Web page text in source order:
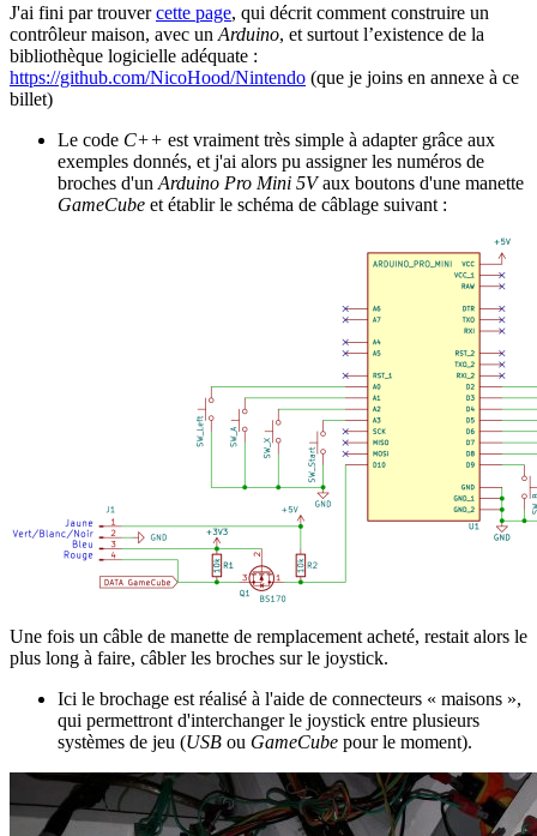
J'ai fini par trouvercette page, qui décrit comment construire un
contrôleur maison, avec un Arduino, et surtout l’existence de la
bibliothèque logicielle adéquate :
https://github.com/NicoHood/Nintendo (que je joins en annexe à ce
billet)
Le code C++ est vraiment très simple à adapter grâce aux
exemples donnés, et j'ai alors pu assigner les numéros de
broches d'un Arduino Pro Mini 5Vaux boutons d'une manette
GameCube et établir le schéma de câblage suivant :
Une fois un câble de manette de remplacement acheté, restait alors le
plus long à faire, câbler les broches sur le joystick.
Ici le brochage est réalisé à l'aide de connecteurs « maisons »,
qui permettront d'interchanger le joystick entre plusieurs
systèmes de jeu (USB ou GameCube pour le moment).